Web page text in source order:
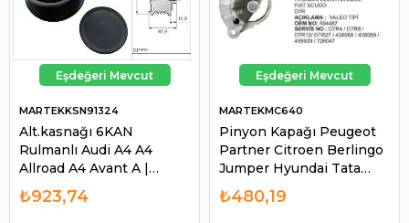
Alt.kasnağı 6KAN
Rulmanlı Audi A4 A4
Allroad A4 Avant A |
MARTEK KSN91324
MARTEKKSN91324
₺923,74
Pinyon Kapağı Peugeot
Partner Citroen Berlingo
Jumper Hyundai Tata
Peugeot Partner Boxer
206 306 HDI MC640 |
MARTEKMC640
₺480,19